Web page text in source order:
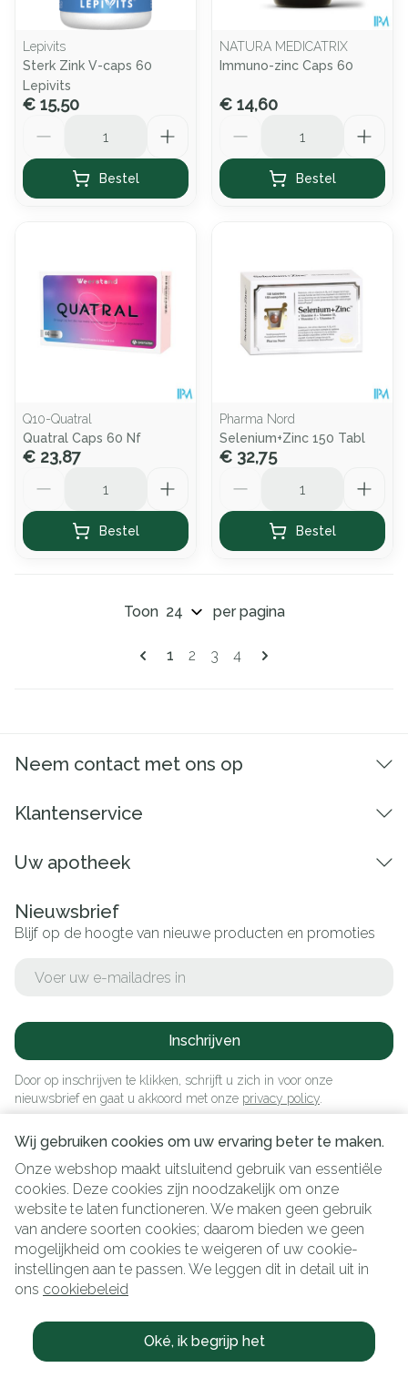
Wij gebruiken cookies om uw ervaring beter te maken.
Onze webshop maakt uitsluitend gebruik van essentiële
cookies. Deze cookies zijn noodzakelijk om onze
website te laten functioneren. We maken geen gebruik
van andere soorten cookies; daarom bieden we geen
mogelijkheid om cookies te weigeren of uw cookie-
instellingen aan te passen. We leggen dit in detail uit in
ons cookiebeleid
Oké, ik begrijp het
Lepivits
Sterk Zink V-caps 60
Lepivits
€ 15,50
Bestel
NATURA MEDICATRIX
Immuno-zinc Caps 60
€ 14,60
Bestel
Q10-Quatral
Quatral Caps 60 Nf
€ 23,87
Bestel
Pharma Nord
Selenium+Zinc 150 Tabl
€ 32,75
Bestel
Pagina's
U lees momenteel pagina
1 Pagina
2 Pagina
3 Pagina
4
Toon per pagina
Neem contact met ons op
Klantenservice
Uw apotheek
Nieuwsbrief
Blijf op de hoogte van nieuwe producten en promoties
Inschrijven
Door op inschrijven te klikken, schrijft u zich in voor onze
nieuwsbrief en gaat u akkoord met onze privacy policy
Juridische links